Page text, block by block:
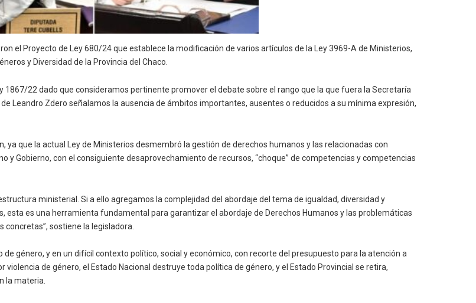
el Proyecto de Ley 680/24 que establece la modificación de varios artículos de la Ley 3969-A de Ministerios,
y Diversidad de la Provincia del Chaco.
1867/22 dado que consideramos pertinente promover el debate sobre el rango que la que fuera la Secretaría
Leandro Zdero señalamos la ausencia de ámbitos importantes, ausentes o reducidos a su mínima expresión,
que la actual Ley de Ministerios desmembró la gestión de derechos humanos y las relacionadas con
y Gobierno, con el consiguiente desaprovechamiento de recursos, “choque” de competencias y competencias
ministerial. Si a ello agregamos la complejidad del abordaje del tema de igualdad, diversidad y
esta es una herramienta fundamental para garantizar el abordaje de Derechos Humanos y las problemáticas
sostiene la legisladora.
género, y en un difícil contexto político, social y económico, con recorte del presupuesto para la atención a
de género, el Estado Nacional destruye toda política de género, y el Estado Provincial se retira,
la materia.